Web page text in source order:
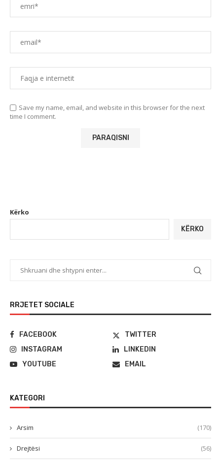
Save my name, email, and website in this browser for the next
time I comment.
Kërko
KËRKO
RRJETET SOCIALE
FACEBOOK
TWITTER
INSTAGRAM
LINKEDIN
YOUTUBE
EMAIL
KATEGORI
Arsim (170)
Drejtësi (56)